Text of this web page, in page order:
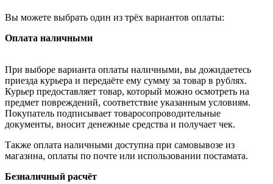
Вы можете выбрать один из трёх вариантов оплаты:
Оплата наличными
При выборе варианта оплаты наличными, вы дожидаетесь
приезда курьера и передаёте ему сумму за товар в рублях.
Курьер предоставляет товар, который можно осмотреть на
предмет повреждений, соответствие указанным условиям.
Покупатель подписывает товаросопроводительные
документы, вносит денежные средства и получает чек.
Также оплата наличными доступна при самовывозе из
магазина, оплаты по почте или использовании постамата.
Безналичный расчёт